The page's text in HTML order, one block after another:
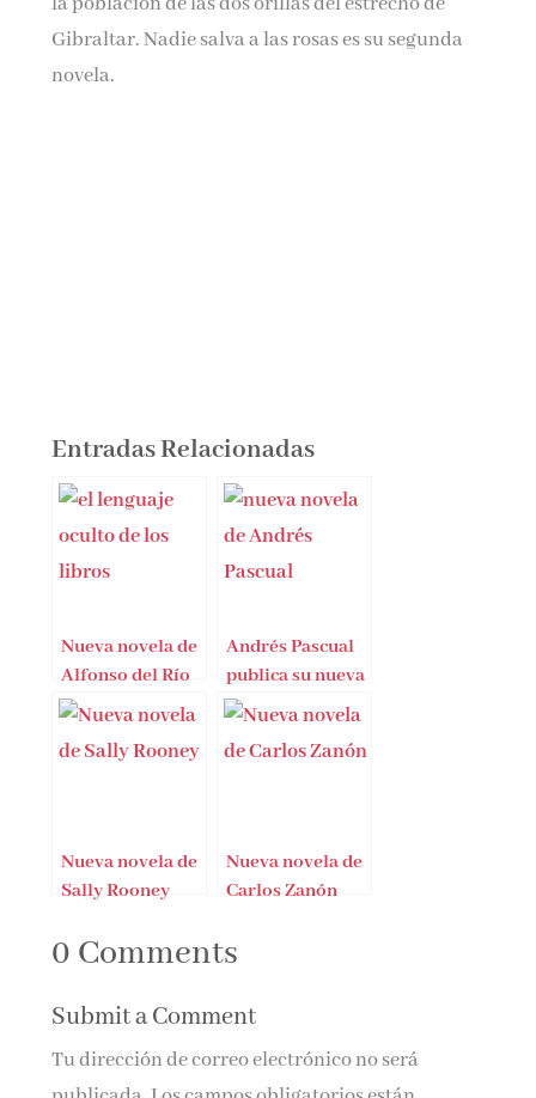
Gibraltar. Nadie salva a las rosas es su segunda
novela.
Entradas Relacionadas
Nueva novela de
Alfonso del Río
Andrés Pascual
publica su nueva
novela
Nueva novela de
Sally Rooney
Nueva novela de
Carlos Zanón
0 Comments
Submit a Comment
Tu dirección de correo electrónico no será